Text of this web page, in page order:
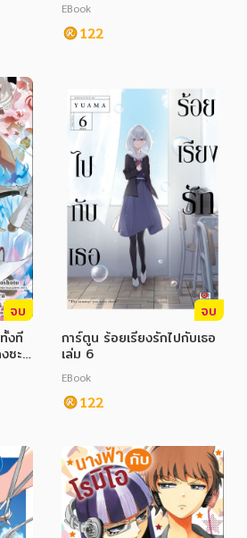
งสือยอดนิยม หนังสือเช่า
ทย์
เที่ยว
กครอง ศาสนาและปรัชญา
าร
EBook
122
จบ
งที
ซะ
จบ
การ์ตูน ร้อยเรียงรักไปกับเธอ
เล่ม 6
EBook
122